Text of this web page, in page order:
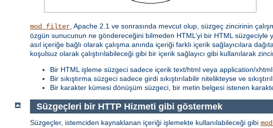
mod_filter , Apache 2.1 ve sonrasında mevcut olup, süzgeç zincirinin
özgün sunucunun ne göndereceğini bilmeden HTML’yi bir HTML
asıl içeriğe bağlı olarak çalışma anında içeriği farklı içerik sağlayıcılara
koşulsuz olarak çalıştırılabileceği gibi bir içerik sağlayıcı gibi kullanılarak
Bir HTML işleme süzgeci sadece içerik text/html veya application/
Bir sıkıştırma süzgeci sadece girdi sıkıştırılabilir nitelikteyse ve
Bir karakter kümesi dönüşüm süzgeci, bir metin belgesi istenen
Süzgeçleri bir HTTP Hizmeti gibi göstermek
Süzgeçler, istemciden kaynaklanan içeriği işlemekte kullanılabileceği gibi